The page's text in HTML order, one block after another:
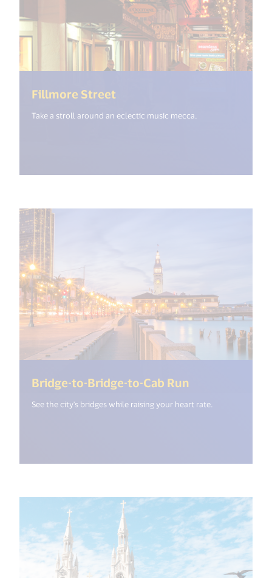
Fillmore Street
Take a stroll around an eclectic music mecca.
Bridge-to-Bridge-to-Cab Run
See the city's bridges while raising your heart rate.